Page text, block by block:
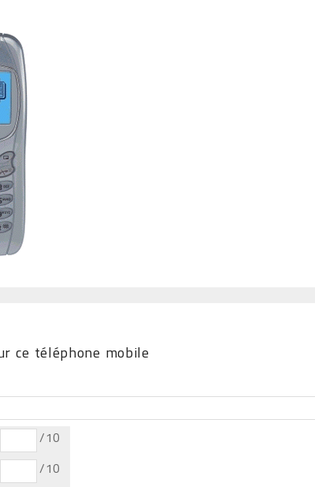
ce téléphone mobile
/10
/10